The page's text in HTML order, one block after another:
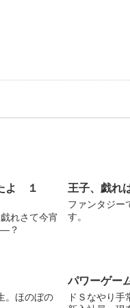
たよ １
れさて今宵
？
王子、戯れ
ファンタジー
す。
。ほのぼの
パワーゲー
ドＳなやり